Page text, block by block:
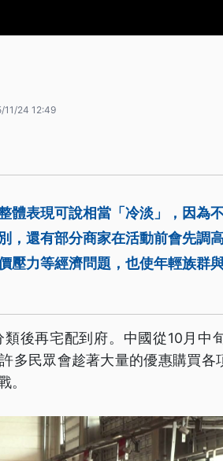
11/24 12:49
體表現可說相當「冷淡」，因為
，還有部分商家在活動前會先調
壓力等經濟問題，也使年輕族群
後再宅配到府。中國從10月中
多民眾會趁著大量的優惠購買
。